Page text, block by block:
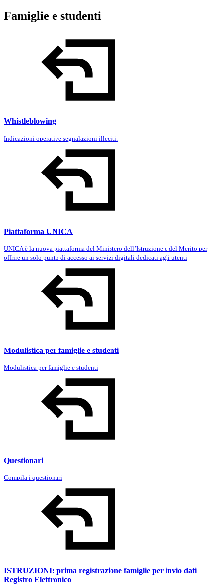
Famiglie e studenti
Whistleblowing
Indicazioni operative segnalazioni illeciti.
Piattaforma UNICA
UNICA è la nuova piattaforma del Ministero dell’Istruzione e del Merito per
offrire un solo punto di accesso ai servizi digitali dedicati agli utenti
Modulistica per famiglie e studenti
Modulistica per famiglie e studenti
Questionari
Compila i questionari
ISTRUZIONI: prima registrazione famiglie per invio dati
Registro Elettronico